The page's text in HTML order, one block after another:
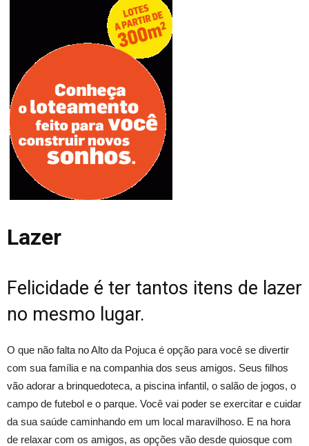
Lazer
Felicidade é ter tantos itens de lazer
no mesmo lugar.
O que não falta no Alto da Pojuca é opção para você se divertir
com sua família e na companhia dos seus amigos. Seus filhos
vão adorar a brinquedoteca, a piscina infantil, o salão de jogos, o
campo de futebol e o parque. Você vai poder se exercitar e cuidar
da sua saúde caminhando em um local maravilhoso. E na hora
de relaxar com os amigos, as opções vão desde quiosque com